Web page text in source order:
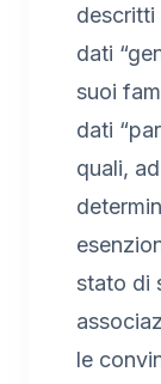
descritti
dati
suoi
dati
quali,
stato di
le